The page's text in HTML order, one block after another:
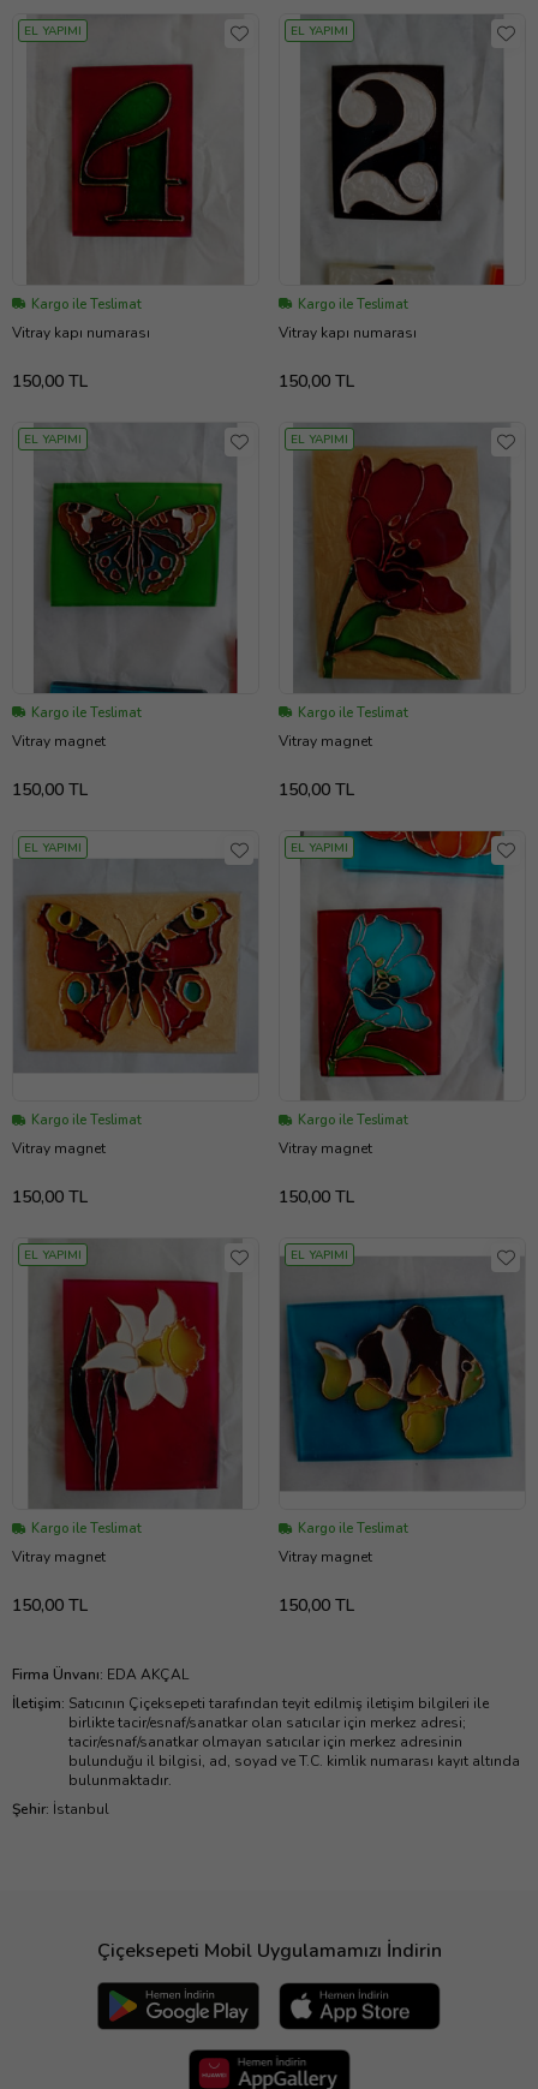
EL YAPIMI
Kargo ile Teslimat
Vitray kapı numarası
150,00 TL
EL YAPIMI
Kargo ile Teslimat
Vitray kapı numarası
150,00 TL
EL YAPIMI
Kargo ile Teslimat
Vitray magnet
150,00 TL
EL YAPIMI
Kargo ile Teslimat
Vitray magnet
150,00 TL
EL YAPIMI
Kargo ile Teslimat
Vitray magnet
150,00 TL
EL YAPIMI
Kargo ile Teslimat
Vitray magnet
150,00 TL
EL YAPIMI
Kargo ile Teslimat
Vitray magnet
150,00 TL
EL YAPIMI
Kargo ile Teslimat
Vitray magnet
150,00 TL
Firma Ünvanı: EDA AKÇAL
İletişim: Satıcının Çiçeksepeti tarafından teyit edilmiş iletişim bilgileri ile
birlikte tacir/esnaf/sanatkar olan satıcılar için merkez adresi;
tacir/esnaf/sanatkar olmayan satıcılar için merkez adresinin
bulunduğu il bilgisi, ad, soyad ve T.C. kimlik numarası kayıt altında
bulunmaktadır.
Şehir: İstanbul
Çiçeksepeti Mobil Uygulamamızı İndirin